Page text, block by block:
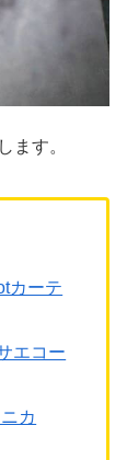
ます。
カーテ
エコー
カ